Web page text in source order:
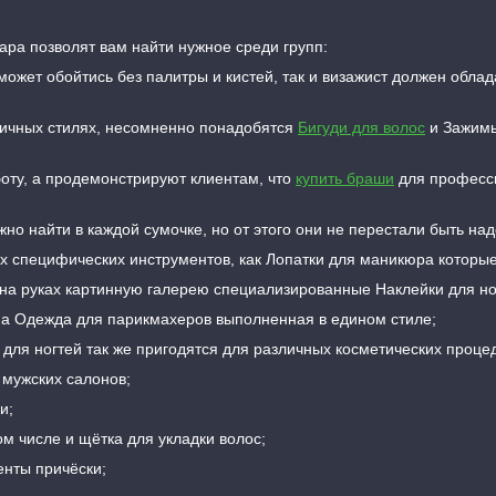
позволят вам найти нужное среди групп:
обойтись без палитры и кистей, так и визажист должен
стилях, несомненно понадобятся Бигуди для волос и
а продемонстрируют клиентам, что купить браши для
найти в каждой сумочке, но от этого они не перестали быть
специфических инструментов, как Лопатки для маникюра
руках картинную галерею специализированные Наклейки для
Одежда для парикмахеров выполненная в едином стиле;
ногтей так же пригодятся для различных косметических
салонов;
числе и щётка для укладки волос;
причёски;